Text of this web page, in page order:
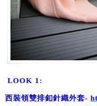
LOOK 1:
西裝領雙排釦針織外套-